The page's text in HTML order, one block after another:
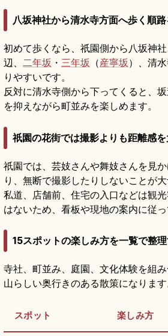
八坂神社から清水寺方面へ歩く順
初めて歩くなら、祇園側から八坂神社
辺、 二年坂 ・ 三年坂 （産寧坂）、清
りやすいです。
反対に清水寺側から下ってくると、
を抑えながら町並みを楽しめます。
祇園の花街では撮影よりも距離感
祇園では、芸妓さんや舞妓さんを見
り、無断で撮影したりしないことが大
私道、店舗前、住宅の入口などは観
はないため、看板や現地の案内に従っ
15スポットの楽しみ方を一覧で整
寺社、町並み、庭園、文化体験を組
山らしい奥行きのある散策になります
スポット 楽しみ方